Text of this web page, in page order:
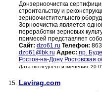
Донзерноочистка
строительству и
зерноочистительного
Зерноочистка является
переработки зерновых
примесей представляет
Сайт: dzo61.ru Телефон:
dzo61@bk.ru Адрес: пр.
Ростов-на-Дону Ростовская
Дата последнего изменения:
15. Lavirag.com